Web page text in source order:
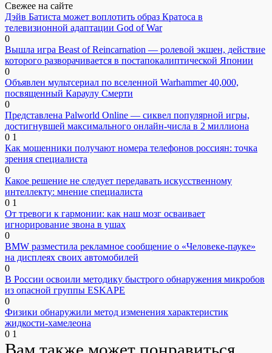
Свежее на сайте
Дэйв Батиста может воплотить образ Кратоса в
телевизионной адаптации God of War
0
Вышла игра Beast of Reincarnation — ролевой экшен, действие
которого разворачивается в постапокалиптической Японии
0
Объявлен мультсериал по вселенной Warhammer 40,000,
посвященный Караулу Смерти
0
Представлена Palworld Online — сиквел популярной игры,
достигнувшей максимального онлайн-числа в 2 миллиона
0 1
Как мошенники получают номера телефонов россиян: точка
зрения специалиста
0
Какое решение не следует передавать искусственному
интеллекту: мнение специалиста
0 1
От тревоги к гармонии: как наш мозг осваивает
игнорирование звона в ушах
0
BMW разместила рекламное сообщение о «Человеке-пауке»
на дисплеях своих автомобилей
0
В России освоили методику быстрого обнаружения микробов
из опасной группы ESKAPE
0
Физики обнаружили метод изменения характеристик
жидкости-хамелеона
0 1